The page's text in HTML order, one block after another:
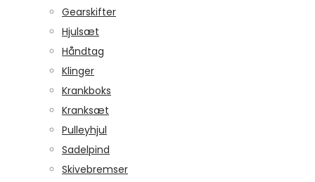
Gearskifter
Hjulsæt
Håndtag
Klinger
Krankboks
Kranksæt
Pulleyhjul
Sadelpind
Skivebremser